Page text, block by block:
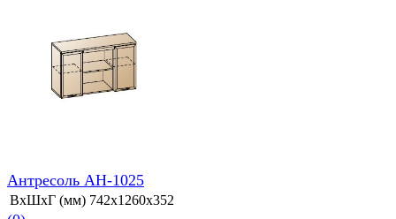
избранное сравнить
Антресоль АН-1025
ВхШхГ (мм) 742х1260х352